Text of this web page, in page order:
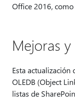
Office 2016,
Mejoras
Esta
OLEDB (Object
listas de